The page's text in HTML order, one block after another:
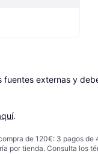
fuentes externas y
.
de 120€: 3 pagos
por tienda. Consulta los